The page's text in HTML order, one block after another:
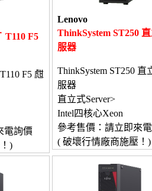
T110 F5
F5 甝
電詢價
)
Lenovo
ThinkSystem ST250
服器
ThinkSystem ST250 直
服器
直立式Server>
Intel四核心Xeon
參考售價：請立即來
( 破壞行情廠商施壓！)